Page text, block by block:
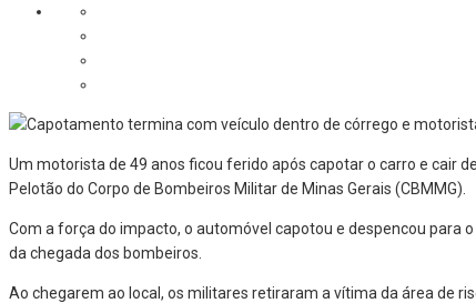
Um motorista de 49 anos ficou ferido após capotar o carro e cair
Pelotão do Corpo de Bombeiros Militar de Minas Gerais (CBMMG).
Com a força do impacto, o automóvel capotou e despencou para
da chegada dos bombeiros.
Ao chegarem ao local, os militares retiraram a vítima da área de